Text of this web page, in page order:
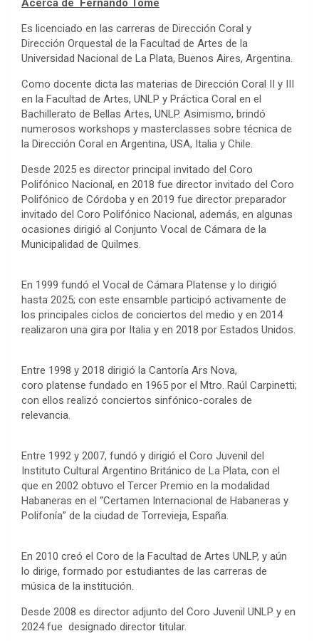
Acerca de Fernando Tomé
Es licenciado en las carreras de Dirección Coral y
Dirección Orquestal de la Facultad de Artes de la
Universidad Nacional de La Plata, Buenos Aires, Argentina.
Como docente dicta las materias de Dirección Coral II y III
en la Facultad de Artes, UNLP y Práctica Coral en el
Bachillerato de Bellas Artes, UNLP. Asimismo, brindó
numerosos workshops y masterclasses sobre técnica de
la Dirección Coral en Argentina, USA, Italia y Chile.
Desde 2025 es director principal invitado del Coro
Polifónico Nacional, en 2018 fue director invitado del Coro
Polifónico de Córdoba y en 2019 fue director preparador
invitado del Coro Polifónico Nacional, además, en algunas
ocasiones dirigió al Conjunto Vocal de Cámara de la
Municipalidad de Quilmes.
En 1999 fundó el Vocal de Cámara Platense y lo dirigió
hasta 2025; con este ensamble participó activamente de
los principales ciclos de conciertos del medio y en 2014
realizaron una gira por Italia y en 2018 por Estados Unidos.
Entre 1998 y 2018 dirigió la Cantoría Ars Nova,
coro platense fundado en 1965 por el Mtro. Raúl Carpinetti;
con ellos realizó conciertos sinfónico-corales de
relevancia.
Entre 1992 y 2007, fundó y dirigió el Coro Juvenil del
Instituto Cultural Argentino Británico de La Plata, con el
que en 2002 obtuvo el Tercer Premio en la modalidad
Habaneras en el “Certamen Internacional de Habaneras y
Polifonía” de la ciudad de Torrevieja, España.
En 2010 creó el Coro de la Facultad de Artes UNLP, y aún
lo dirige, formado por estudiantes de las carreras de
música de la institución.
Desde 2008 es director adjunto del Coro Juvenil UNLP y en
2024 fue designado director titular.